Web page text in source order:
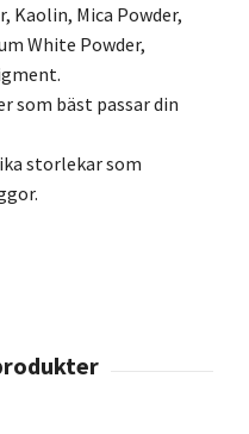
Kaolin, Mica Powder,
White Powder,
som bäst passar din
storlekar som